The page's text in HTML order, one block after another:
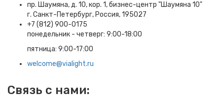
пр. Шаумяна, д. 10, кор. 1, бизнес-центр "Шаумяна 10"
г. Санкт-Петербург, Россия, 195027
+7 (812) 900-0175
понедельник - четверг: 9:00-18:00
пятница: 9:00-17:00
welcome@vialight.ru
Связь с нами: